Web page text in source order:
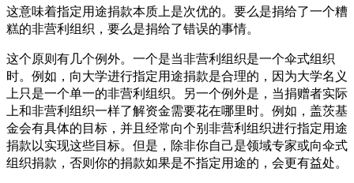
这意味着指定用途捐款本质上是次优的。要么是捐给了一个糟
糕的非营利组织，要么是捐给了错误的事情。
这个原则有几个例外。一个是当非营利组织是一个伞式组织
时。例如，向大学进行指定用途捐款是合理的，因为大学名义
上只是一个单一的非营利组织。另一个例外是，当捐赠者实际
上和非营利组织一样了解资金需要花在哪里时。例如，盖茨基
金会有具体的目标，并且经常向个别非营利组织进行指定用途
捐款以实现这些目标。但是，除非你自己是领域专家或向伞式
组织捐款，否则你的捐款如果是不指定用途的，会更有益处。